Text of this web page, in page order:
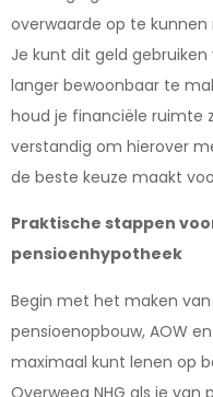
overwaarde op te kunnen
Je kunt dit geld
langer bewoonbaar te
houd je financiële ruimte
verstandig om hierover
de beste keuze maakt
Praktische stappen
pensioenhypotheek
Begin met het maken
pensioenopbouw, AOW
maximaal kunt lenen op
Overweeg NHG als je